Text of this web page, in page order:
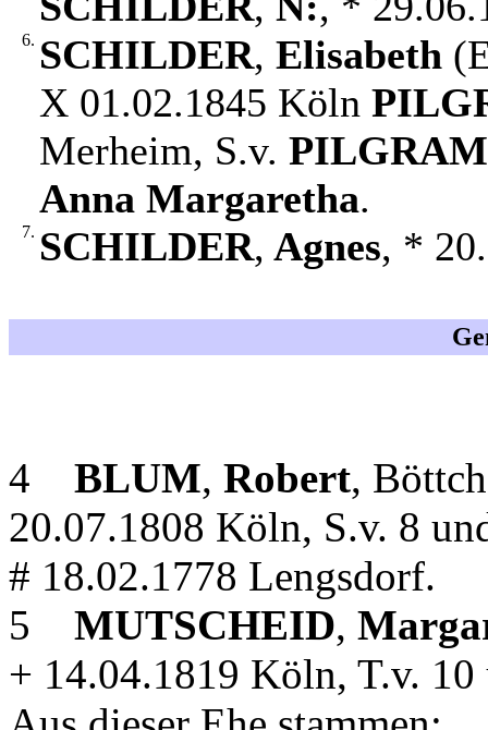
6. SCHILDER, Elisabeth
X 01.02.1845 Köln
Merheim, S.v. PILGRAM
Anna Margaretha.
7. SCHILDER, Agnes, *
4 BLUM, Robert,
20.07.1808 Köln, S.v. 8
# 18.02.1778 Lengsdorf.
5 MUTSCHEID,
+ 14.04.1819 Köln, T.v. 10